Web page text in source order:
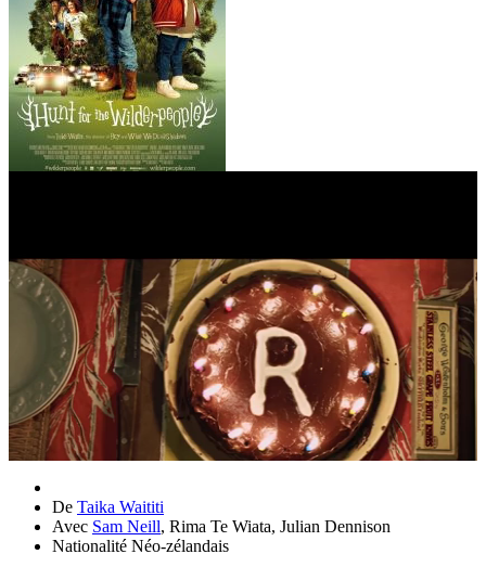
De Taika Waititi
Avec Sam Neill, Rima Te Wiata, Julian Dennison
Nationalité Néo-zélandais